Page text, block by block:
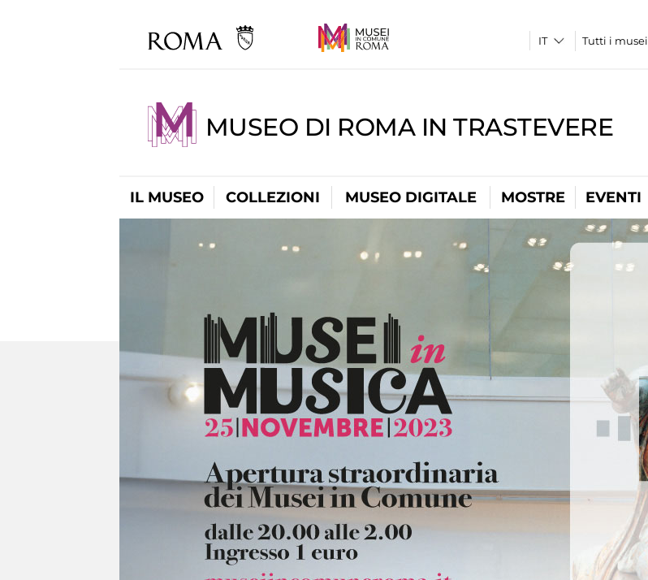
Tutti i musei
MUSEO DI ROMA IN TRASTEVERE
IL MUSEO COLLEZIONI MUSEO DIGITALE MOSTRE EVENTI